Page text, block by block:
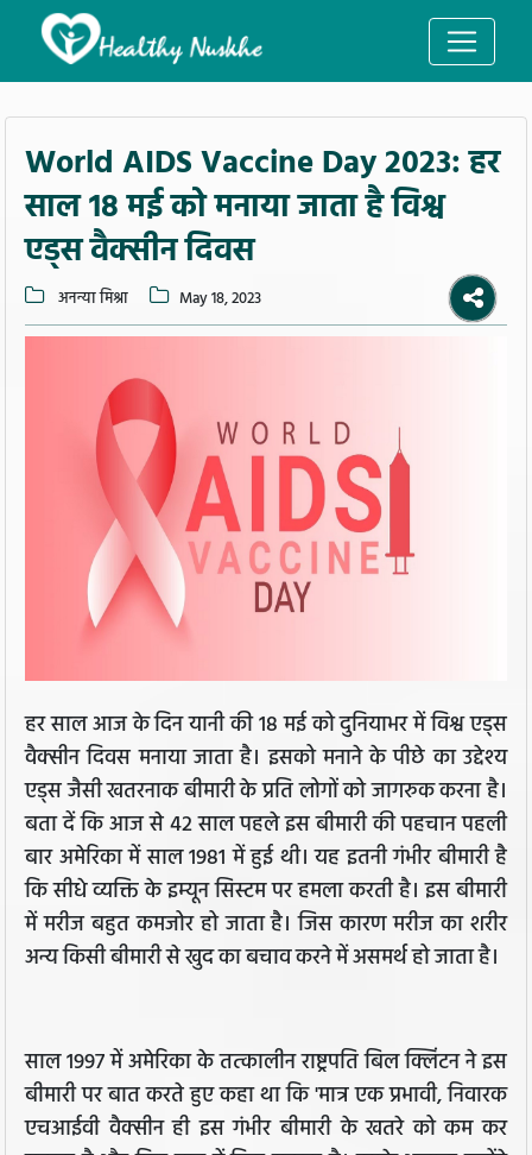
World AIDS Vaccine Day 2023: हर
साल 18 मई को मनाया जाता है विश्व
एड्स वैक्सीन दिवस
अनन्या मिश्रा May 18, 2023
हर साल आज के दिन यानी की 18 मई को दुनियाभर में विश्व एड्स
वैक्सीन दिवस मनाया जाता है। इसको मनाने के पीछे का उद्देश्य
एड्स जैसी खतरनाक बीमारी के प्रति लोगों को जागरुक करना है।
बता दें कि आज से 42 साल पहले इस बीमारी की पहचान पहली
बार अमेरिका में साल 1981 में हुई थी। यह इतनी गंभीर बीमारी है
कि सीधे व्यक्ति के इम्यून सिस्टम पर हमला करती है। इस बीमारी
में मरीज बहुत कमजोर हो जाता है। जिस कारण मरीज का शरीर
अन्य किसी बीमारी से खुद का बचाव करने में असमर्थ हो जाता है।
साल 1997 में अमेरिका के तत्कालीन राष्ट्रपति बिल क्लिंटन ने इस
बीमारी पर बात करते हुए कहा था कि 'मात्र एक प्रभावी, निवारक
एचआईवी वैक्सीन ही इस गंभीर बीमारी के खतरे को कम कर